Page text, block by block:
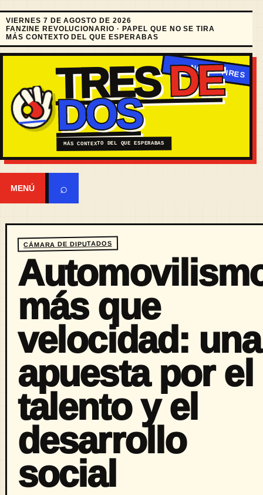
VIERNES 7 DE AGOSTO DE 2026
FANZINE REVOLUCIONARIO · PAPEL QUE NO SE TIRA
MÁS CONTEXTO DEL QUE ESPERABAS
TRESDE
DOS
MÁS CONTEXTO DEL QUE ESPERABAS
MENÚ ⌕
CÁMARA DE DIPUTADOS
más que
velocidad: una
apuesta por el
talento y el
desarrollo
social